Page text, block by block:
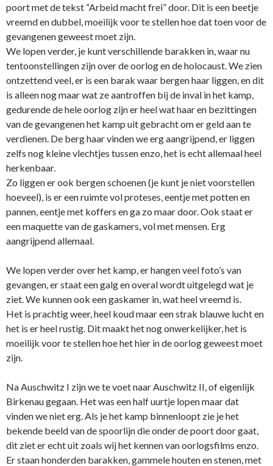
poort met de tekst “Arbeid macht frei” door. Dit is een beetje
vreemd en dubbel, moeilijk voor te stellen hoe dat toen voor de
gevangenen geweest moet zijn.
We lopen verder, je kunt verschillende barakken in, waar nu
tentoonstellingen zijn over de oorlog en de holocaust. We zien
ontzettend veel, er is een barak waar bergen haar liggen, en dit
is alleen nog maar wat ze aantroffen bij de inval in het kamp,
gedurende de hele oorlog zijn er heel wat haar en bezittingen
van de gevangenen het kamp uit gebracht om er geld aan te
verdienen. De berg haar vinden we erg aangrijpend, er liggen
zelfs nog kleine vlechtjes tussen enzo, het is echt allemaal heel
herkenbaar.
Zo liggen er ook bergen schoenen (je kunt je niet voorstellen
hoeveel), is er een ruimte vol proteses, eentje met potten en
pannen, eentje met koffers en ga zo maar door. Ook staat er
een maquette van de gaskamers, vol met mensen. Erg
aangrijpend allemaal.
We lopen verder over het kamp, er hangen veel foto’s van
gevangen, er staat een galg en overal wordt uitgelegd wat je
ziet. We kunnen ook een gaskamer in, wat heel vreemd is.
Het is prachtig weer, heel koud maar een strak blauwe lucht en
het is er heel rustig. Dit maakt het nog onwerkelijker, het is
moeilijk voor te stellen hoe het hier in de oorlog geweest moet
zijn.
Na Auschwitz I zijn we te voet naar Auschwitz II, of eigenlijk
Birkenau gegaan. Het was een half uurtje lopen maar dat
vinden we niet erg. Als je het kamp binnenloopt zie je het
bekende beeld van de spoorlijn die onder de poort door gaat,
dit ziet er echt uit zoals wij het kennen van oorlogsfilms enzo.
Er staan honderden barakken, gammele houten en stenen, met